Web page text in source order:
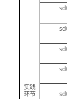
实践
环节